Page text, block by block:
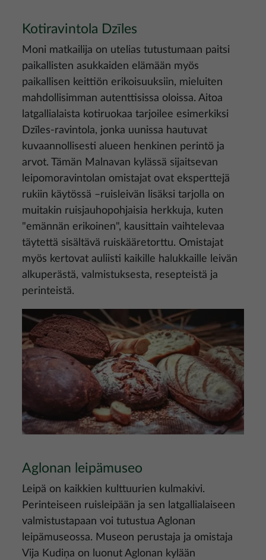
Kotiravintola Dzīles
Moni matkailija on utelias tutustumaan paitsi
paikallisten asukkaiden elämään myös
paikallisen keittiön erikoisuuksiin, mieluiten
mahdollisimman autenttisissa oloissa. Aitoa
latgallialaista kotiruokaa tarjoilee esimerkiksi
Dzīles-ravintola, jonka uunissa hautuvat
kuvaannollisesti alueen henkinen perintö ja
arvot. Tämän Malnavan kylässä sijaitsevan
leipomoravintolan omistajat ovat eksperttejä
rukiin käytössä –ruisleivän lisäksi tarjolla on
muitakin ruisjauhopohjaisia herkkuja, kuten
"emännän erikoinen", kausittain vaihtelevaa
täytettä sisältävä ruiskääretorttu. Omistajat
myös kertovat auliisti kaikille halukkaille leivän
alkuperästä, valmistuksesta, resepteistä ja
perinteistä.
Kuva
Aglonan leipämuseo
Leipä on kaikkien kulttuurien kulmakivi.
Perinteiseen ruisleipään ja sen latgallialaiseen
valmistustapaan voi tutustua Aglonan
leipämuseossa. Museon perustaja ja omistaja
Vija Kudiņa on luonut Aglonan kylään